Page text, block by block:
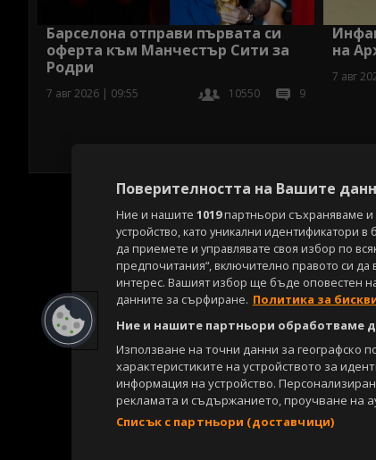
Барселона отправи първата си
оферта към Манчестър Сити за
Родри
7 авг 2026 | 09:55 10550 9
на
7 авг
Поверителността на Вашите
Ние и нашите 1019партньори съхраняваме
устройство, като уникални идентификатори
да приемете и управлявате своя избор по
предпочитания“, включително правото си да
интерес. Вашият избор ще бъде оповестен
данните за сърфиране. Политика за
Ние и нашите партньори обработваме
Използване на точни данни за географско
характеристиките на устройството за
информация на устройство.
рекламата и съдържанието, проучване на
Списък с партньори (доставчици)